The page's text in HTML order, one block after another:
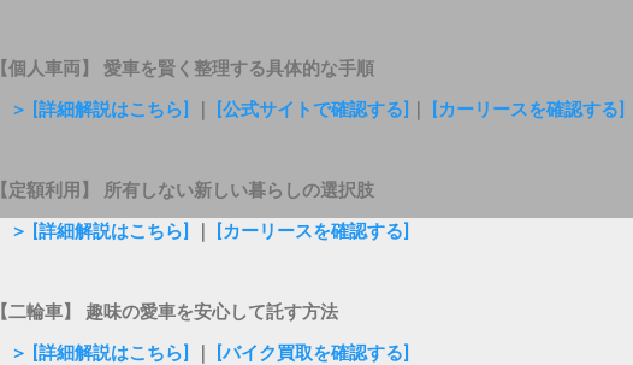
【個人車両】 愛車を賢く整理する具体的な手順
＞ [詳細解説はこちら]
[公式サイトで確認する] [カーリースを確認する]
【定額利用】 所有しない新しい暮らしの選択肢
＞ [詳細解説はこちら]
[カーリースを確認する]
【二輪車】 趣味の愛車を安心して託す方法
＞ [詳細解説はこちら]
[バイク買取を確認する]